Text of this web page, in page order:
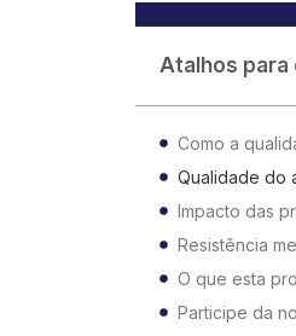
Atalhos
Como a
Qualidade do
Impacto das
Resistência
O que esta
Participe da